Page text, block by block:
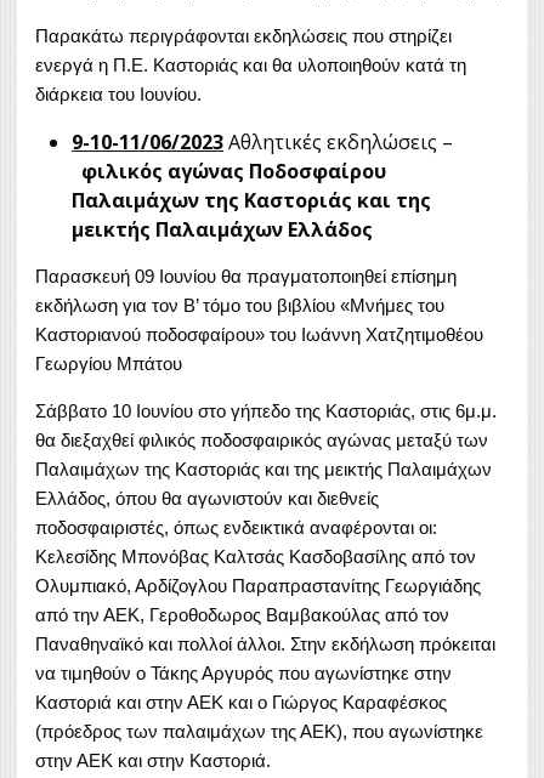
Παρακάτω περιγράφονται εκδηλώσεις που στηρίζει
ενεργά η Π.Ε. Καστοριάς και θα υλοποιηθούν κατά τη
διάρκεια του Ιουνίου.
9-10-11/06/2023Αθλητικές εκδηλώσεις –
φιλικός αγώνας Ποδοσφαίρου
Παλαιμάχων της Καστοριάς και της
μεικτής Παλαιμάχων Ελλάδος
Παρασκευή 09 Ιουνίου θα πραγματοποιηθεί επίσημη
εκδήλωση για τον Β’ τόμο του βιβλίου «Μνήμες του
Καστοριανού ποδοσφαίρου» του Ιωάννη Χατζητιμοθέου
Γεωργίου Μπάτου
Σάββατο 10 Ιουνίου στο γήπεδο της Καστοριάς, στις 6μ.μ.
θα διεξαχθεί φιλικός ποδοσφαιρικός αγώνας μεταξύ των
Παλαιμάχων της Καστοριάς και της μεικτής Παλαιμάχων
Ελλάδος, όπου θα αγωνιστούν και διεθνείς
ποδοσφαιριστές, όπως ενδεικτικά αναφέρονται οι:
Κελεσίδης Μπονόβας Καλτσάς Κασδοβασίλης από τον
Ολυμπιακό, Αρδίζογλου Παραπραστανίτης Γεωργιάδης
από την ΑΕΚ, Γεροθοδωρος Βαμβακούλας από τον
Παναθηναϊκό και πολλοί άλλοι. Στην εκδήλωση πρόκειται
να τιμηθούν ο Τάκης Αργυρός που αγωνίστηκε στην
Καστοριά και στην ΑΕΚ και ο Γιώργος Καραφέσκος
(πρόεδρος των παλαιμάχων της ΑΕΚ), που αγωνίστηκε
στην ΑΕΚ και στην Καστοριά.